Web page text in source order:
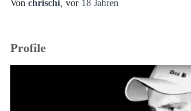
Von chrischi, vor 18 Jahren
Profile